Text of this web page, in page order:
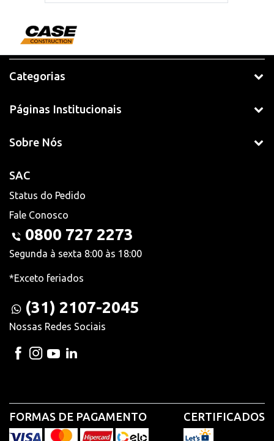
Categorias
Páginas Institucionais
Sobre Nós
SAC
Status do Pedido
Fale Conosco
0800 727 2273
Segunda à sexta 8:00 às 18:00
*Exceto feriados
(31) 2107-2045
Nossas Redes Sociais
FORMAS DE PAGAMENTO CERTIFICADOS